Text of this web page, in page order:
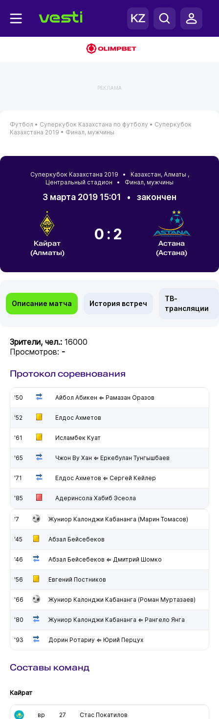
РЕКЛАМА
Футбол • Суперкубок Казахстана по футболу • Суперкубок
Казахстана 2019 • Финал, мужчины
Суперкубок Казахстана 2019 • Казахстан, Алматы ,
Центральный стадион • Финал, мужчины
3 марта 2019 15:01 • закончен
Кайрат
(Алматы)
0:2
Астана
(Астана)
Описание матча История встреч
ТВ-
трансляции
Зрители, чел.: 16000
Просмотров: -
Протокол соревнования
'50 Айбол Абикен ⇐ Рамазан Оразов
'52 Елдос Ахметов
'61 Исламбек Куат
'65 Чжон Ву Хан ⇐ Еркебулан Тунгышбаев
'71 Елдос Ахметов ⇐ Сергей Кейлер
'85 Адеринсола Хабиб Эсеола
'7 Жуниор Калонджи Кабананга (Марин Томасов)
'45 Абзал Бейсебеков
'46 Абзал Бейсебеков ⇐ Дмитрий Шомко
'56 Евгений Постников
'66 Жуниор Калонджи Кабананга (Роман Муртазаев)
'80 Жуниор Калонджи Кабананга ⇐ Рангело Янга
'93 Дорин Ротариу ⇐ Юрий Перцух
Составы команд
Кайрат
вр 27 Стас Покатилов